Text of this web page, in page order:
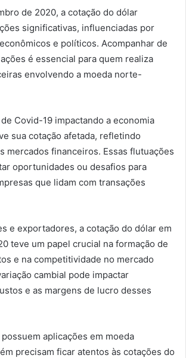
de 2020, a cotação do dólar
significativas, influenciadas por
e políticos. Acompanhar de
é essencial para quem realiza
envolvendo a moeda norte-
Covid-19 impactando a economia
sua cotação afetada, refletindo
mercados financeiros. Essas flutuações
oportunidades ou desafios para
que lidam com transações
e exportadores, a cotação do dólar em
teve um papel crucial na formação de
e na competitividade no mercado
cambial pode impactar
e as margens de lucro desses
aplicações em moeda
precisam ficar atentos às cotações do